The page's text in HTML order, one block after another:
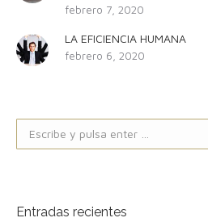
febrero 7, 2020
LA EFICIENCIA HUMANA
febrero 6, 2020
Entradas recientes